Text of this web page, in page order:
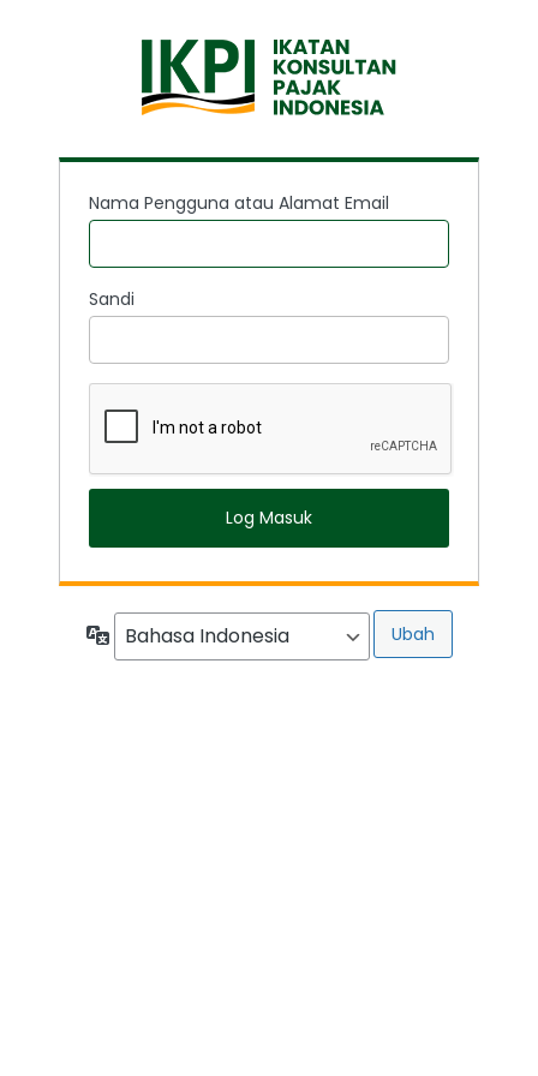
Nama Pengguna atau Alamat Email
Sandi
Bahasa